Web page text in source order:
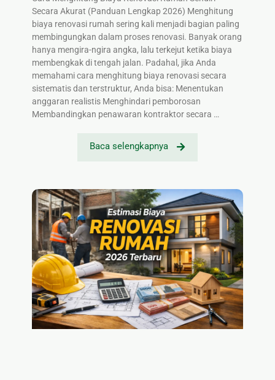
Secara Akurat (Panduan Lengkap 2026) Menghitung
biaya renovasi rumah sering kali menjadi bagian paling
membingungkan dalam proses renovasi. Banyak orang
hanya mengira-ngira angka, lalu terkejut ketika biaya
membengkak di tengah jalan. Padahal, jika Anda
memahami cara menghitung biaya renovasi secara
sistematis dan terstruktur, Anda bisa: Menentukan
anggaran realistis Menghindari pemborosan
Membandingkan penawaran kontraktor secara …
Baca selengkapnya